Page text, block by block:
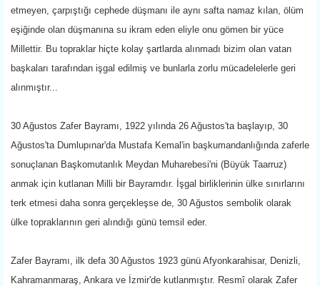
etmeyen, çarpıştığı cephede düşmanı ile aynı safta namaz kılan, ölüm
eşiğinde olan düşmanına su ikram eden eliyle onu gömen bir yüce
Millettir. Bu topraklar hiçte kolay şartlarda alınmadı bizim olan vatan
başkaları tarafından işgal edilmiş ve bunlarla zorlu mücadelelerle geri
alınmıştır...
30 Ağustos Zafer Bayramı, 1922 yılında 26 Ağustos'ta başlayıp, 30
Ağustos'ta Dumlupınar'da Mustafa Kemal'in başkumandanlığında zaferle
sonuçlanan Başkomutanlık Meydan Muharebesi'ni (Büyük Taarruz)
anmak için kutlanan Milli bir Bayramdır. İşgal birliklerinin ülke sınırlarını
terk etmesi daha sonra gerçekleşse de, 30 Ağustos sembolik olarak
ülke topraklarının geri alındığı günü temsil eder.
Zafer Bayramı, ilk defa 30 Ağustos 1923 günü Afyonkarahisar, Denizli,
Kahramanmaraş, Ankara ve İzmir'de kutlanmıştır. Resmî olarak Zafer